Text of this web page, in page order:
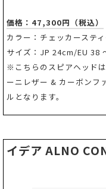
価格：47,300円（税込）
カラー：チェッカーステ
サイズ：JP 24cm/EU 38
※こちらのスピアヘッド
ーニレザー & カーボンフ
ルとなります。
イデア ALNO